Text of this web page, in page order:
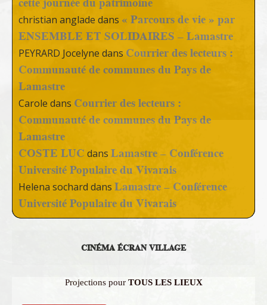
christian anglade dans « Parcours de vie » par
ENSEMBLE ET SOLIDAIRES – Lamastre
PEYRARD Jocelyne dans Courrier des lecteurs :
Communauté de communes du Pays de
Lamastre
Carole dans Courrier des lecteurs :
Communauté de communes du Pays de
Lamastre
COSTE LUC dans Lamastre – Conférence
Université Populaire du Vivarais
Helena sochard dans Lamastre – Conférence
Université Populaire du Vivarais
CINÉMA ÉCRAN VILLAGE